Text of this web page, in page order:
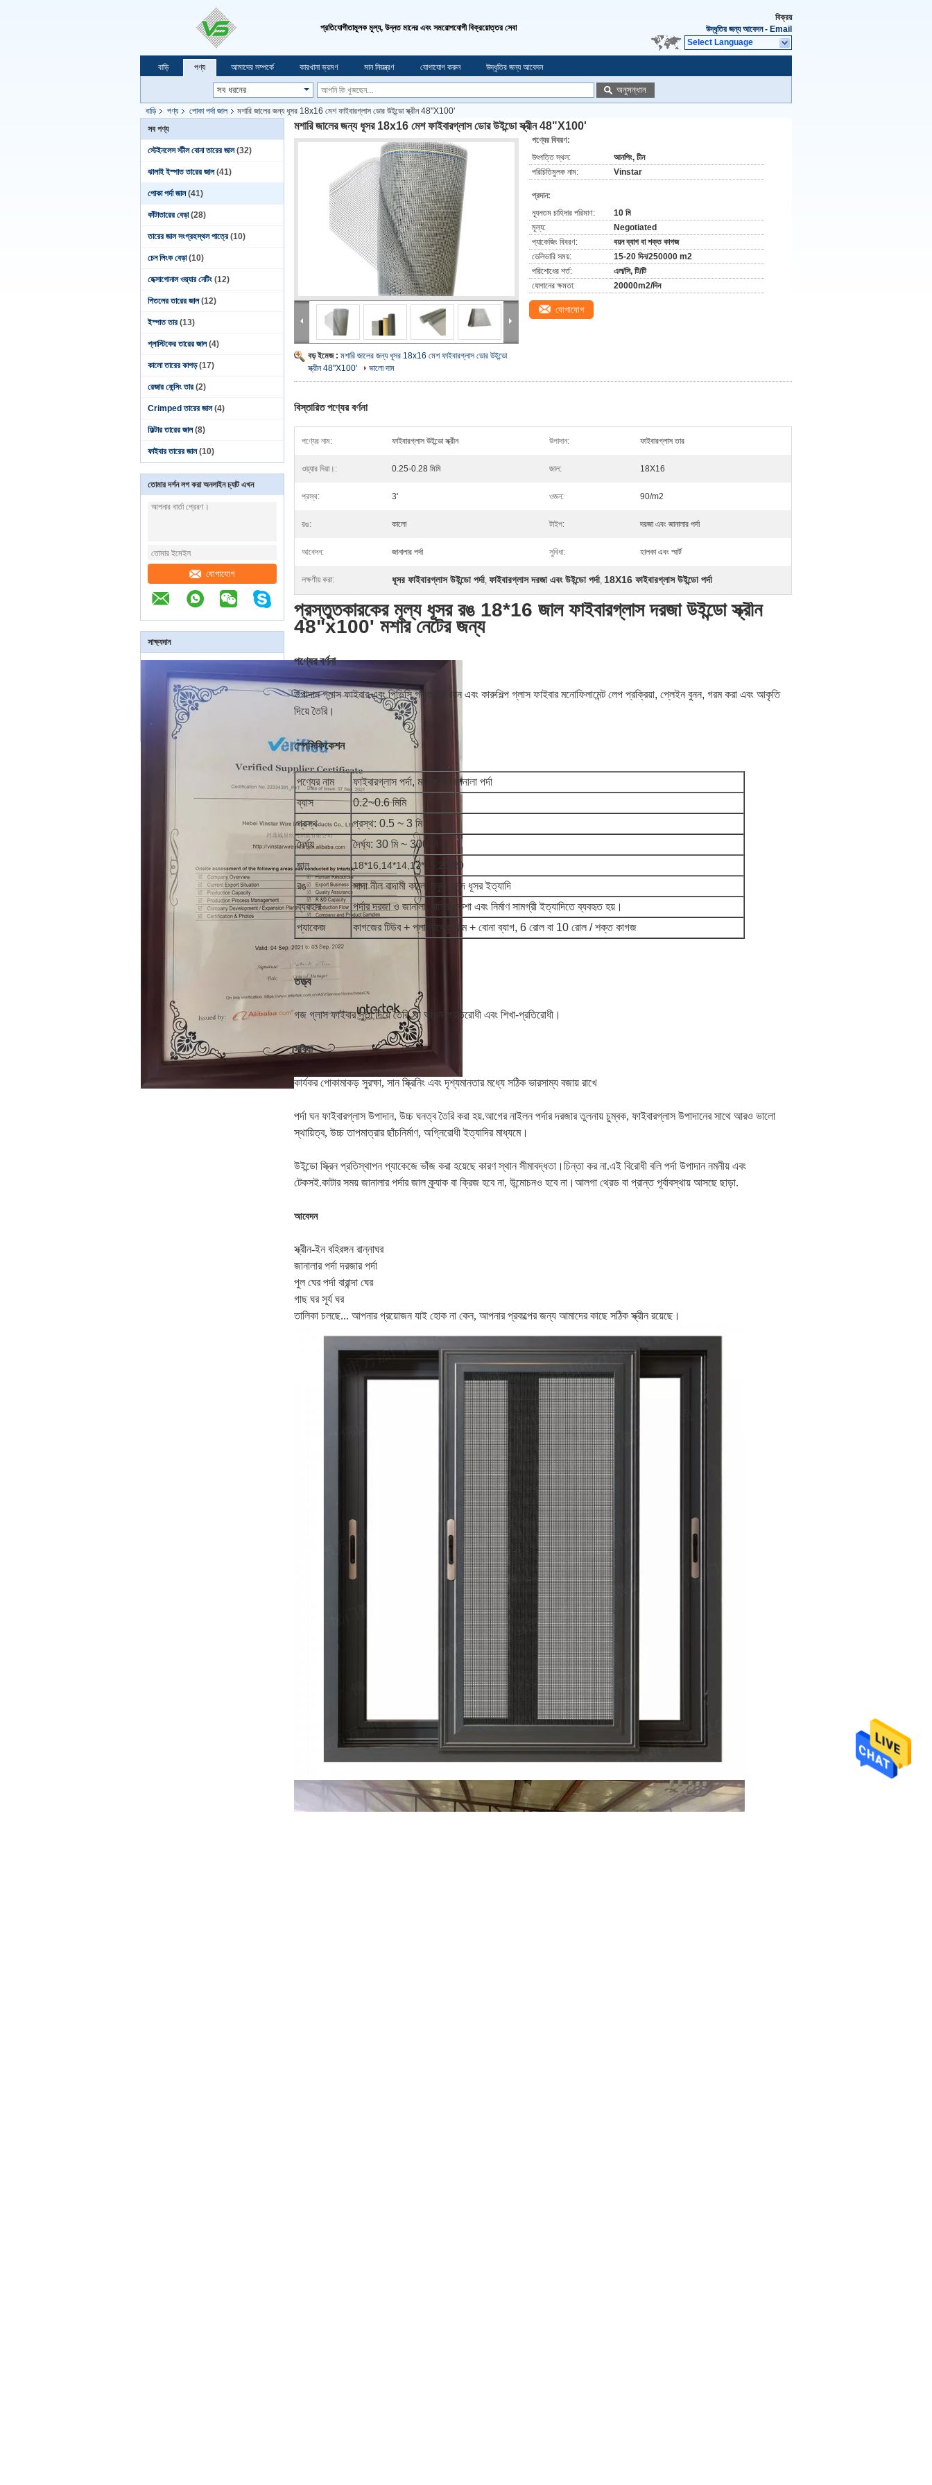
প্রতিযোগীতামূলক মূল্য, উন্নত মানের এবং সময়োপযোগী বিক্রয়োত্তর সেবা
বিক্রয়
উদ্ধৃতির জন্য আবেদন- Email
Select Language
বাড়ি পণ্য আমাদের সম্পর্কে কারখানা ভ্রমণ মান নিয়ন্ত্রণ যোগাযোগ করুন উদ্ধৃতির জন্য আবেদন
অনুসন্ধান
বাড়ি পণ্য পোকা পর্দা জাল
মশারি জালের জন্য ধূসর 18x16 মেশ ফাইবারগ্লাস ডোর উইন্ডো স্ক্রীন 48"X100'
সব পণ্য
স্টেইনলেস স্টীল বোনা তারের জাল (32)
ঝালাই ইস্পাত তারের জাল (41)
পোকা পর্দা জাল (41)
কাঁটাতারের বেড়া (28)
তারের জাল সংগ্রহস্থল পাত্রে (10)
চেন লিংক বেড়া (10)
হেক্সাগোনাল ওয়্যার নেটিং (12)
পিতলের তারের জাল (12)
ইস্পাত তার (13)
প্লাস্টিকের তারের জাল (4)
কালো তারের কাপড় (17)
রেজার ফেন্সিং তার (2)
Crimped তারের জাল (4)
ফিল্টার তারের জাল (8)
ফাইবার তারের জাল (10)
তোমার দর্শন লগ করা অনলাইন চ্যাট এখন
যোগাযোগ
সাক্ষ্যদান
মশারি জালের জন্য ধূসর 18x16 মেশ ফাইবারগ্লাস ডোর উইন্ডো স্ক্রীন 48"X100'
বড় ইমেজ : মশারি জালের জন্য ধূসর 18x16 মেশ ফাইবারগ্লাস ডোর উইন্ডো
স্ক্রীন 48"X100'
ভালো দাম
পণ্যের বিবরণ:
উৎপত্তি স্থল:
আনপিং, চীন
পরিচিতিমুলক নাম:
Vinstar
প্রদান:
ন্যূনতম চাহিদার পরিমাণ:
10 মি
মূল্য:
Negotiated
প্যাকেজিং বিবরণ:
বয়ন ব্যাগ বা শক্ত কাগজ
ডেলিভারি সময়:
15-20 দিন/250000 m2
পরিশোধের শর্ত:
এল/সি, টি/টি
যোগানের ক্ষমতা:
20000m2/দিন
যোগাযোগ
বিস্তারিত পণ্যের বর্ণনা
পণ্যের নাম: ফাইবারগ্লাস উইন্ডো স্ক্রীন উপাদান: ফাইবারগ্লাস তার
ওয়্যার দিয়া।: 0.25-0.28 মিমি জাল: 18X16
প্রস্থ: 3' ওজন: 90/m2
রঙ: কালো টাইপ: দরজা এবং জানালার পর্দা
আবেদন: জানালার পর্দা সুবিধা: হালকা এবং স্মার্ট
লক্ষণীয় করা: ধূসর ফাইবারগ্লাস উইন্ডো পর্দা, ফাইবারগ্লাস দরজা এবং উইন্ডো পর্দা, 18X16 ফাইবারগ্লাস উইন্ডো পর্দা
প্রস্তুতকারকের মূল্য ধূসর রঙ 18*16 জাল ফাইবারগ্লাস দরজা উইন্ডো স্ক্রীন
48"x100' মশার নেটের জন্য
পণ্যের বর্ণনা
উপাদান গ্লাস ফাইবার এবং পিভিসি গঠিত হয়.বয়ন এবং কারুশিল্প গ্লাস ফাইবার মনোফিলামেন্ট লেপ প্রক্রিয়া, প্লেইন বুনন, গরম করা এবং আকৃতি
দিয়ে তৈরি।
স্পেসিফিকেশন
পণ্যের নাম
ফাইবারগ্লাস পর্দা, মশা দরজা জানালা পর্দা
ব্যাস
0.2~0.6 মিমি
প্রস্থ
প্রস্থ: 0.5 ~ 3 মি
দৈর্ঘ্য
দৈর্ঘ্য: 30 মি ~ 300 মি
জাল 18*16,14*14,17*15,20*20
রঙ
সাদা নীল বাদামী কালো সবুজ হলুদ ধূসর ইত্যাদি
ব্যবহার
পর্দার দরজা ও জানালা, বাড়ির নকশা এবং নির্মাণ সামগ্রী ইত্যাদিতে ব্যবহৃত হয়।
প্যাকেজ
কাগজের টিউব + প্লাস্টিকের ফিল্ম + বোনা ব্যাগ, 6 রোল বা 10 রোল / শক্ত কাগজ
তত্ত্ব
গজ গ্লাস ফাইবার সুতা দিয়ে তৈরি, যা আগুন-প্রতিরোধী এবং শিখা-প্রতিরোধী।
সুবিধা
কার্যকর পোকামাকড় সুরক্ষা, সান স্ক্রিনিং এবং দৃশ্যমানতার মধ্যে সঠিক ভারসাম্য বজায় রাখে
পর্দা ঘন ফাইবারগ্লাস উপাদান, উচ্চ ঘনত্ব তৈরি করা হয়.আগের নাইলন পর্দার দরজার তুলনায় চুম্বক, ফাইবারগ্লাস উপাদানের সাথে আরও ভালো
স্থায়িত্ব, উচ্চ তাপমাত্রার ছাঁচনির্মাণ, অগ্নিরোধী ইত্যাদির মাধ্যমে।
উইন্ডো স্ক্রিন প্রতিস্থাপন প্যাকেজে ভাঁজ করা হয়েছে কারণ স্থান সীমাবদ্ধতা।চিন্তা কর না.এই বিরোধী বলি পর্দা উপাদান নমনীয় এবং
টেকসই.কাটার সময় জানালার পর্দার জাল ক্র্যাক বা ক্রিজ হবে না, উন্মোচনও হবে না।আলগা থ্রেড বা প্রান্ত পূর্বাবস্থায় আসছে ছাড়া.
আবেদন
স্ক্রীন-ইন বহিরঙ্গন রান্নাঘর
জানালার পর্দা দরজার পর্দা
পুল ঘের পর্দা বারান্দা ঘের
গাছ ঘর সূর্য ঘর
তালিকা চলছে... আপনার প্রয়োজন যাই হোক না কেন, আপনার প্রকল্পের জন্য আমাদের কাছে সঠিক স্ক্রীন রয়েছে।